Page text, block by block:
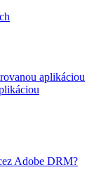
aplikáciou
Adobe DRM?